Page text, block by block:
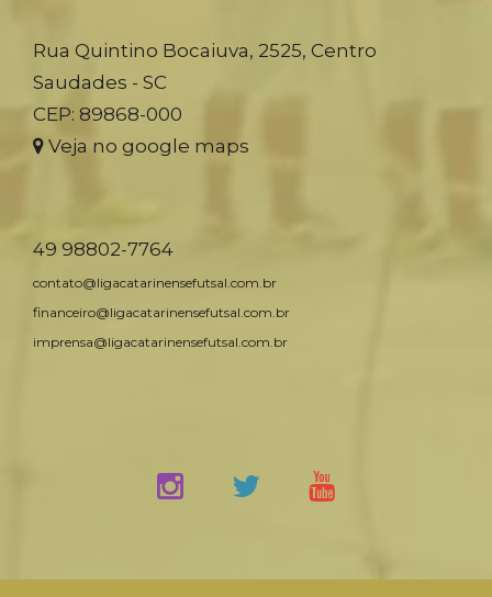
Rua Quintino Bocaiuva, 2525, Centro
Saudades - SC
CEP: 89868-000
Veja no google maps
49 98802-7764
contato@ligacatarinensefutsal.com.br
financeiro@ligacatarinensefutsal.com.br
imprensa@ligacatarinensefutsal.com.br